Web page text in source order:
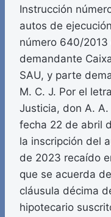
Instrucción
autos de
número 640/
demandante
SAU, y parte
M. C. J. Por el
Justicia, don A.
fecha 22 de abril
la inscripción del
de 2023 recaído
que se acuerda
cláusula décima
hipotecario